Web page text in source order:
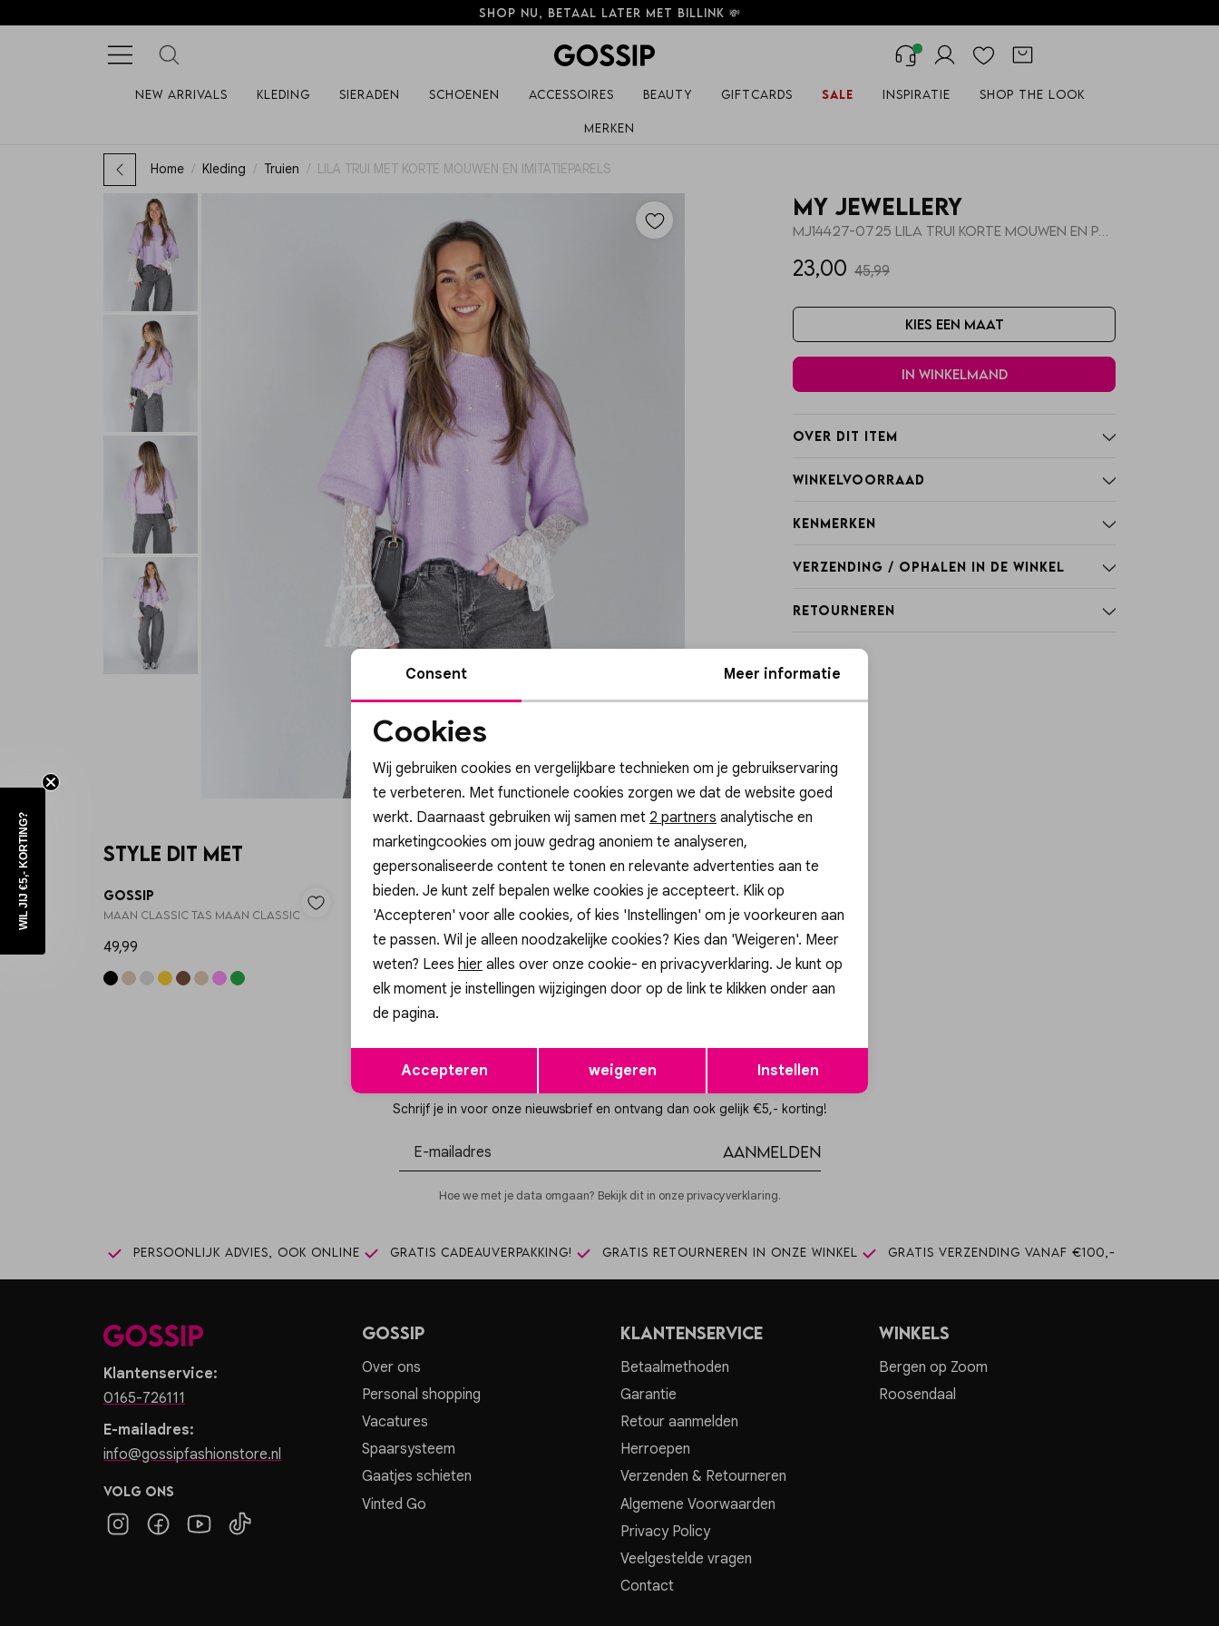
Shop nu, betaal later met Billink 💸
New arrivals Kleding Sieraden Schoenen Accessoires Beauty Giftcards Sale Inspiratie Shop the look
Merken
Home Kleding Truien LILA TRUI MET KORTE MOUWEN EN IMITATIEPARELS
My Jewellery
MJ14427-0725 LILA TRUI KORTE MOUWEN EN PARELS
23,00 45,99
Kies een maat
In winkelmand
Over dit item
Winkelvoorraad
Kenmerken
Verzending / Ophalen in de winkel
Retourneren
Style dit met
Gossip
MAAN CLASSIC TAS MAAN CLASSIC
49,99
Altijd als eerste op de hoogte zijn?
Schrijf je in voor onze nieuwsbrief en ontvang dan ook gelijk €5,- korting!
Aanmelden
Hoe we met je data omgaan? Bekijk dit in onze privacyverklaring.
Persoonlijk advies, ook online Gratis cadeauverpakking! Gratis retourneren in onze winkel Gratis verzending vanaf €100,-
Klantenservice:
0165-726111
E-mailadres:
info@gossipfashionstore.nl
Volg ons
Gossip
Over ons
Personal shopping
Vacatures
Spaarsysteem
Gaatjes schieten
Vinted Go
Klantenservice
Betaalmethoden
Garantie
Retour aanmelden
Herroepen
Verzenden & Retourneren
Algemene Voorwaarden
Privacy Policy
Veelgestelde vragen
Contact
Winkels
Bergen op Zoom
Roosendaal
Noodzakelijke
cookies
Analytische cookies Marketing cookies
Opslaan
Consent Meer informatie
Cookies
Wij gebruiken cookies en vergelijkbare technieken om je gebruikservaring
te verbeteren. Met functionele cookies zorgen we dat de website goed
werkt. Daarnaast gebruiken wij samen met 2 partners analytische en
marketingcookies om jouw gedrag anoniem te analyseren,
gepersonaliseerde content te tonen en relevante advertenties aan te
bieden. Je kunt zelf bepalen welke cookies je accepteert. Klik op
'Accepteren' voor alle cookies, of kies 'Instellingen' om je voorkeuren aan
te passen. Wil je alleen noodzakelijke cookies? Kies dan 'Weigeren'. Meer
weten? Lees hier alles over onze cookie- en privacyverklaring. Je kunt op
elk moment je instellingen wijzigingen door op de link te klikken onder aan
de pagina.
Accepteren weigeren Instellen
WIL JIJ €5,- KORTING?